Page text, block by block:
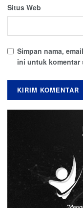
Situs Web
Simpan nama,
ini untuk komentar